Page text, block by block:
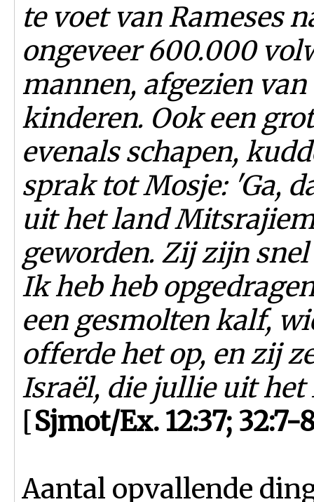
te voet van Rameses
ongeveer 600.000
mannen, afgezien van
kinderen. Ook een
evenals schapen,
sprak tot Mosje: 'Ga,
uit het land
geworden. Zij zijn
Ik heb heb
een gesmolten kalf,
offerde het op, en zij
Israël, die jullie uit
[Sjmot/Ex. 12:37; 32:7-
Aantal opvallende